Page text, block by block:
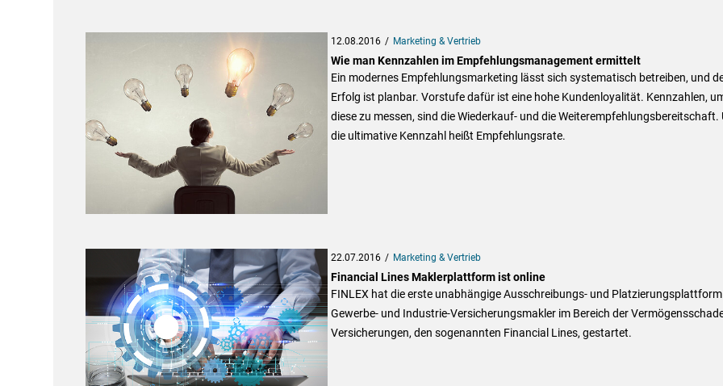
12.08.2016 Marketing & Vertrieb
Wie man Kennzahlen im Empfehlungsmanagement ermittelt
Ein modernes Empfehlungsmarketing lässt sich systematisch betreiben, und
Erfolg ist planbar. Vorstufe dafür ist eine hohe Kundenloyalität. Kennzahlen,
diese zu messen, sind die Wiederkauf- und die Weiterempfehlungsbereitschaft.
die ultimative Kennzahl heißt Empfehlungsrate.
22.07.2016 Marketing & Vertrieb
Financial Lines Maklerplattform ist online
FINLEX hat die erste unabhängige Ausschreibungs- und
Gewerbe- und Industrie-Versicherungsmakler im Bereich der
Versicherungen, den sogenannten Financial Lines, gestartet.